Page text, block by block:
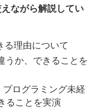
ながら解説してい
る理由について
うか、できることを
プログラミング未経
ることを実演